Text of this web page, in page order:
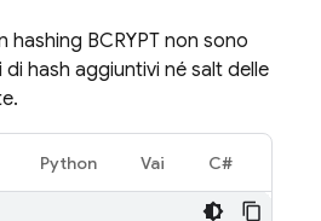
hashing BCRYPT non sono
hash aggiuntivi né salt delle
Python Vai C#